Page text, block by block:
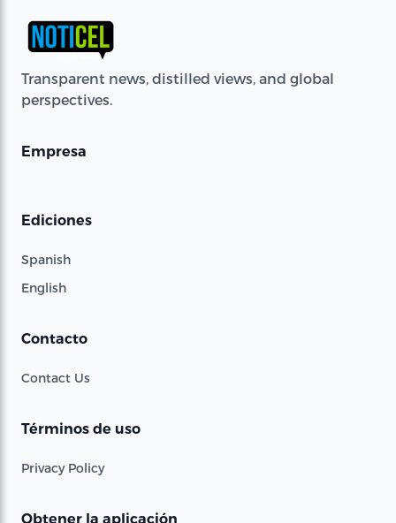
Transparent news, distilled views, and global
perspectives.
Empresa
Ediciones
Spanish
English
Contacto
Contact Us
Términos de uso
Privacy Policy
Obtener la aplicación